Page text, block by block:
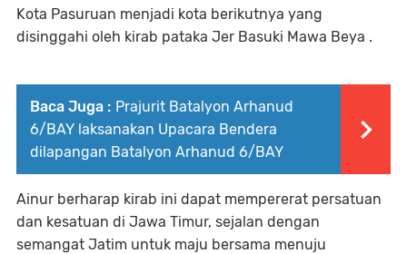
Kota Pasuruan menjadi kota berikutnya yang
disinggahi oleh kirab pataka Jer Basuki Mawa Beya .
Baca Juga : Prajurit Batalyon Arhanud
6/BAY laksanakan Upacara Bendera
dilapangan Batalyon Arhanud 6/BAY
Ainur berharap kirab ini dapat mempererat persatuan
dan kesatuan di Jawa Timur, sejalan dengan
semangat Jatim untuk maju bersama menuju